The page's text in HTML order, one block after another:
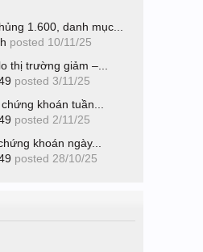
1.600, danh mục...
posted 10/11/25
thị trường giảm –...
posted 3/11/25
khoán tuần...
posted 2/11/25
khoán ngày...
posted 28/10/25